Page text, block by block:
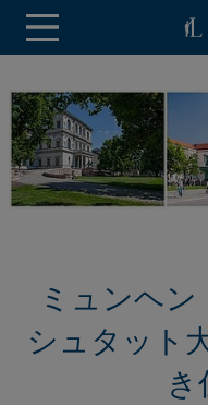
ミュンヘ
シュタット
き